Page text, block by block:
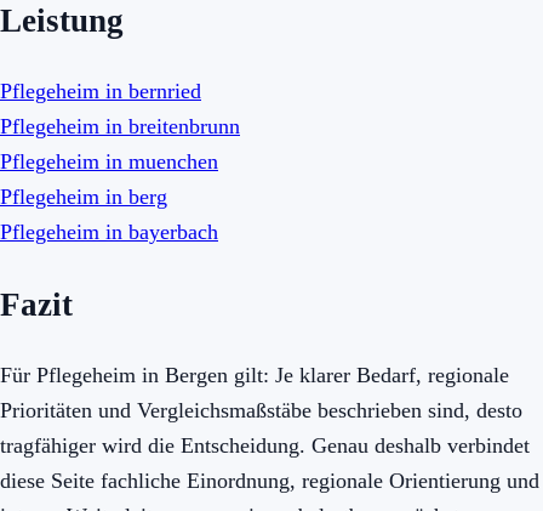
Leistung
Pflegeheim in bernried
Pflegeheim in breitenbrunn
Pflegeheim in muenchen
Pflegeheim in berg
Pflegeheim in bayerbach
Fazit
Für Pflegeheim in Bergen gilt: Je klarer Bedarf, regionale
Prioritäten und Vergleichsmaßstäbe beschrieben sind, desto
tragfähiger wird die Entscheidung. Genau deshalb verbindet
diese Seite fachliche Einordnung, regionale Orientierung und